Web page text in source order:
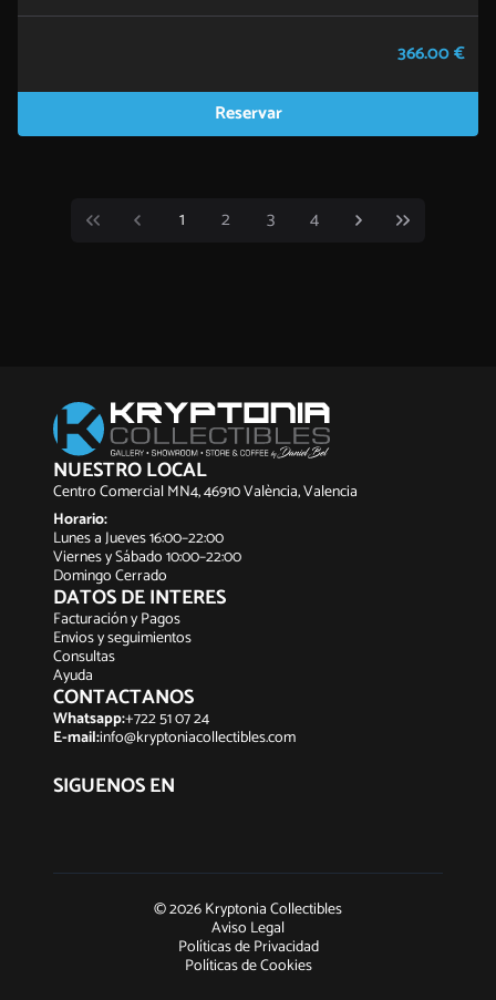
366.00 €
Reservar
1 2 3 4
NUESTRO LOCAL
Centro Comercial MN4, 46910 València, Valencia
Horario:
Lunes a Jueves 16:00–22:00
Viernes y Sábado 10:00–22:00
Domingo Cerrado
DATOS DE INTERES
Facturación y Pagos
Envios y seguimientos
Consultas
Ayuda
CONTACTANOS
Whatsapp:+722 51 07 24
E-mail:info@kryptoniacollectibles.com
SIGUENOS EN
© 2026 Kryptonia Collectibles
Aviso Legal
Políticas de Privacidad
Políticas de Cookies